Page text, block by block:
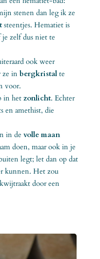
stenen dan leg ik ze
steentjes. Hematiet is
zelf dus niet te
ook weer
ze in bergkristalte
voor.
in het zonlicht. Echter
en amethist, die
in de volle maan
doen, maar ook in je
legt; let dan op dat
kunnen. Het zou
door een